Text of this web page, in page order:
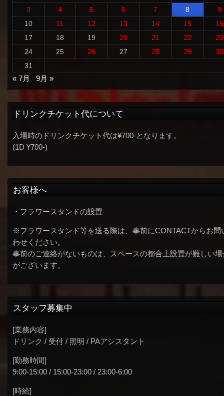
3
4 5 6 7 8
9
10
11 12 13 14 15
16
17
18 19 20 21 22
23
24
25 26 27 28 29
30
31
« 7月
9月 »
ドリンクチケット代について
入場時のドリンクチケット代は¥700-となります。
(1D ¥700-)
お客様へ
・フラワースタンドの設置
※フラワースタンド等を送る際は、事前にCONTACTからお問
わせください。
事前のご連絡がないものは、スペースの都合上設置が難しい場
がございます。
スタッフ募集中
[業務内容]
ドリンク / 受付 / 照明 / PAアシスタント
[勤務時間]
9:00-15:00 / 15:00-23:00 / 23:00-6:00
[時給]